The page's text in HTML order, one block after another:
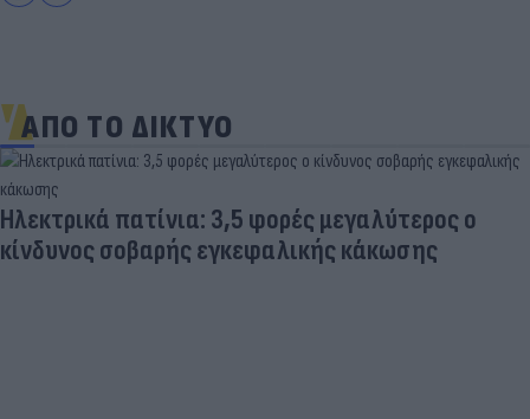
ΑΠΟ ΤΟ ΔΙΚΤΥΟ
μεγαλύτερος ο
κάκωσης